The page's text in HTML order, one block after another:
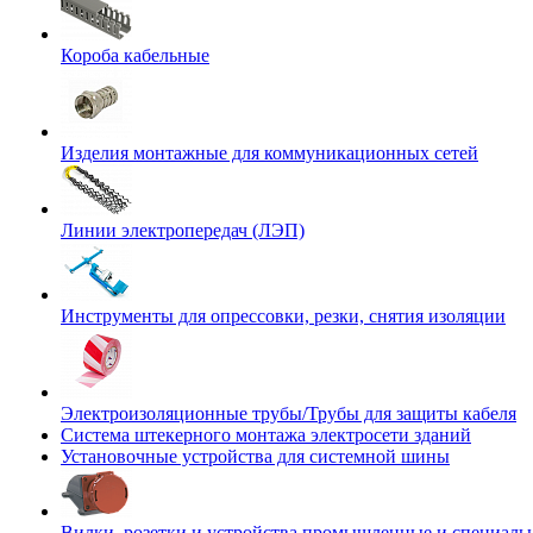
Короба кабельные
Изделия монтажные для коммуникационных сетей
Линии электропередач (ЛЭП)
Инструменты для опрессовки, резки, снятия изоляции
Электроизоляционные трубы/Трубы для защиты кабеля
Система штекерного монтажа электросети зданий
Установочные устройства для системной шины